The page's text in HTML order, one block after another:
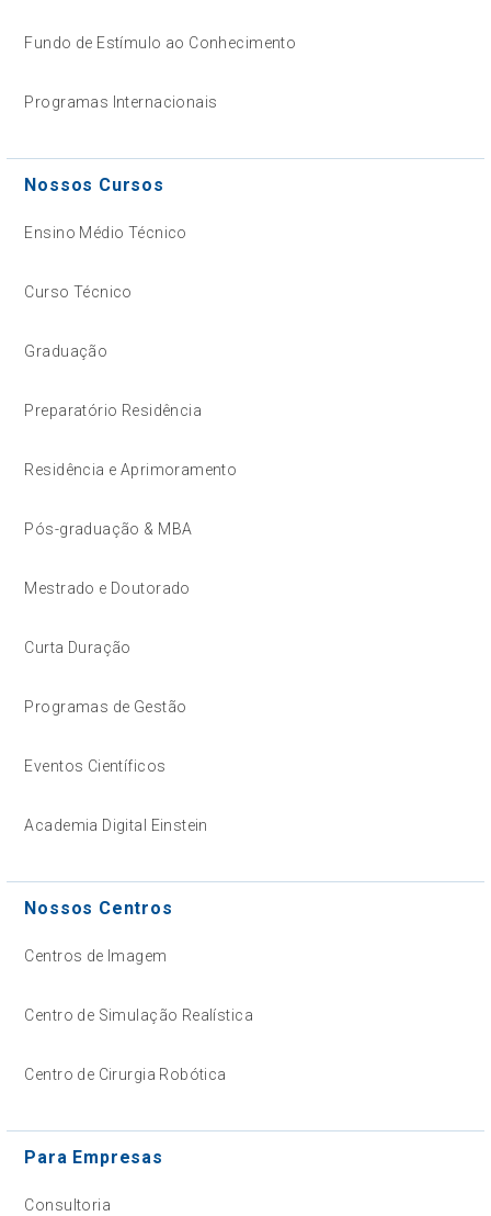
Fundo de Estímulo ao Conhecimento
Programas Internacionais
Nossos Cursos
Ensino Médio Técnico
Curso Técnico
Graduação
Preparatório Residência
Residência e Aprimoramento
Pós-graduação & MBA
Mestrado e Doutorado
Curta Duração
Programas de Gestão
Eventos Científicos
Academia Digital Einstein
Nossos Centros
Centros de Imagem
Centro de Simulação Realística
Centro de Cirurgia Robótica
Para Empresas
Consultoria